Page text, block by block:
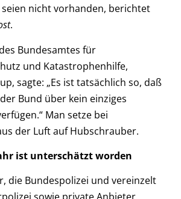
seien nicht vorhanden, berichtet
.
Bundesamtes für
und Katastrophenhilfe,
sagte: „Es ist tatsächlich so, daß
Bund über kein einziges
Man setze bei
der Luft auf Hubschrauber.
ist unterschätzt worden
die Bundespolizei und vereinzelt